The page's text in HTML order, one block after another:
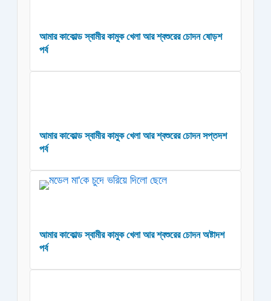
আমার কাকোল্ড স্বামীর কামুক খেলা আর শ্বশুরের চোদন ষোড়শ
পর্ব
আমার কাকোল্ড স্বামীর কামুক খেলা আর শ্বশুরের চোদন সপ্তদশ
পর্ব
আমার কাকোল্ড স্বামীর কামুক খেলা আর শ্বশুরের চোদন অষ্টাদশ
পর্ব